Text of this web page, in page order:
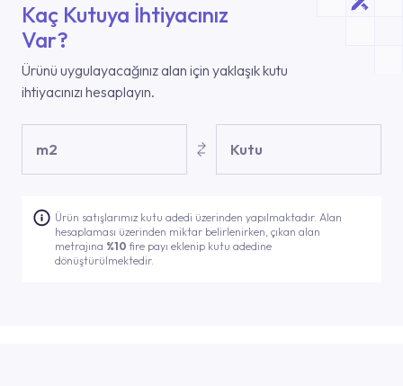
Kaç Kutuya İhtiyacınız
Var?
Ürünü uygulayacağınız alan için yaklaşık kutu
ihtiyacınızı hesaplayın.
m2 Kutu
Ürün satışlarımız kutu adedi üzerinden yapılmaktadır. Alan
hesaplaması üzerinden miktar belirlenirken, çıkan alan
metrajına %10fire payı eklenip kutu adedine
dönüştürülmektedir.